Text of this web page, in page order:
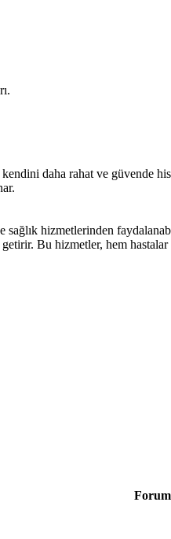
daha rahat ve güvende
sağlık hizmetlerinden
Bu hizmetler, hem